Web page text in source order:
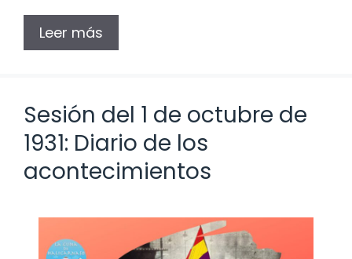
Leer más
Sesión del 1 de octubre de
1931: Diario de los
acontecimientos